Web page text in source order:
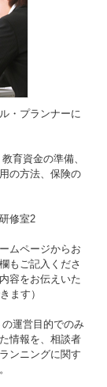
・プランナーに
育資金の準備、
の方法、保険の
修室2
ムページからお
もご記入くださ
容をお伝えいた
ます）
運営目的でのみ
情報を、相談者
ンニングに関す